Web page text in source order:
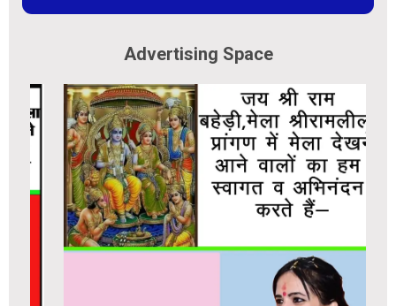
Advertising Space